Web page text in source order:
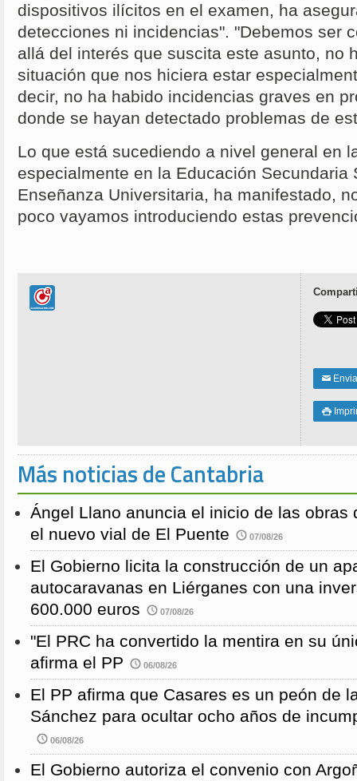
dispositivos ilícitos en el examen, ha
detecciones ni incidencias". "Debemos ser
allá del interés que suscita este asunto, no
situación que nos hiciera estar
decir, no ha habido incidencias graves en
donde se hayan detectado problemas de
Lo que está sucediendo a nivel general en
especialmente en la Educación Secundaria
Enseñanza Universitaria, ha manifestado,
poco vayamos introduciendo estas
✉

Más noticias de Cantabria
Ángel Llano anuncia el inicio de las obras
el nuevo vial de El Puente
07/08/26
El Gobierno licita la construcción de un
autocaravanas en Liérganes con una
600.000 euros
07/08/26
"El PRC ha convertido la mentira en su
afirma el PP
06/08/26
El PP afirma que Casares es un peón de
Sánchez para ocultar ocho años de
06/08/26
El Gobierno autoriza el convenio con